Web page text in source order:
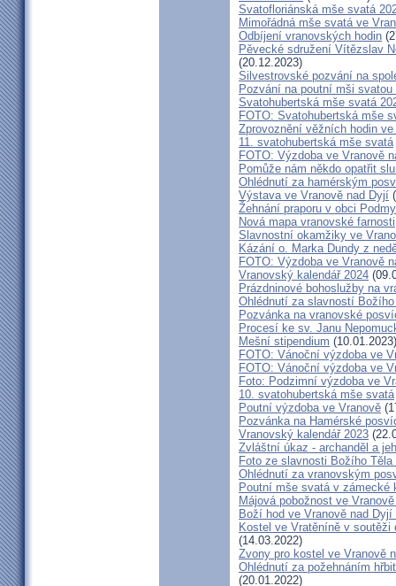
Svatofloriánská mše svatá
Mimořádná mše svatá ve
Odbíjení vranovských hodin
Pěvecké sdružení Vítězslav
(20.12.2023)
Silvestrovské pozvání na
Pozvání na poutní mši svatou
Svatohubertská mše svatá
FOTO: Svatohubertská mše
Zprovoznění věžních hodin ve
11. svatohubertská mše svatá
FOTO: Výzdoba ve Vranově
Pomůže nám někdo opatřit
Ohlédnutí za hamérským
Výstava ve Vranově nad Dyjí
Žehnání praporu v obci
Nová mapa vranovské farnosti
Slavnostní okamžiky ve
Kázání o. Marka Dundy z
FOTO: Výzdoba ve Vranově
Vranovský kalendář 2024
Prázdninové bohoslužby na
Ohlédnutí za slavností
Pozvánka na vranovské
Procesí ke sv. Janu
Mešní stipendium (10.01.2023)
FOTO: Vánoční výzdoba ve
FOTO: Vánoční výzdoba ve
Foto: Podzimní výzdoba ve
10. svatohubertská mše svatá
Poutní výzdoba ve Vranově
Pozvánka na Hamérské
Vranovský kalendář 2023
Zvláštní úkaz - archanděl a
Foto ze slavnosti Božího Těla
Ohlédnutí za vranovským
Poutní mše svatá v zámecké
Májová pobožnost ve
Boží hod ve Vranově nad Dyjí
Kostel ve Vratěníně v soutěži
(14.03.2022)
Zvony pro kostel ve Vranově
Ohlédnutí za požehnáním
(20.01.2022)